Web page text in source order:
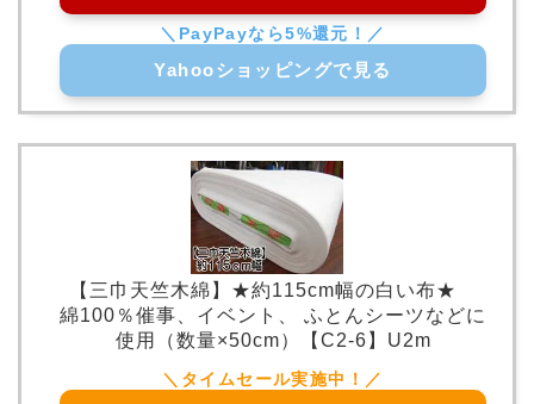
Yahooショッピングで見る
【三巾天竺木綿】★約115cm幅の白い布★
綿100％催事、イベント、 ふとんシーツなどに
使用（数量×50cm）【C2-6】U2m